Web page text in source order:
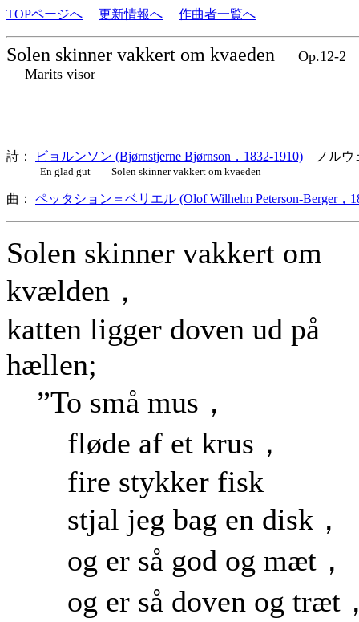
TOPページへ 更新情報へ 作曲者一覧へ
Solen skinner vakkert om kvaeden
Op.12-
Marits visor
詩： ビョルンソン (Bjørnstjerne Bjørnson，1832-1910) ノルウ
En glad gut Solen skinner vakkert om kvaeden
曲： ペッタション＝ベリエル (Olof Wilhelm Peterson-Berger，
Solen skinner vakkert om
kvælden，
katten ligger doven ud på
hællen;
”To små mus，
fløde af et krus，
fire stykker fisk
stjal jeg bag en disk，
og er så god og mæt，
og er så doven og træt